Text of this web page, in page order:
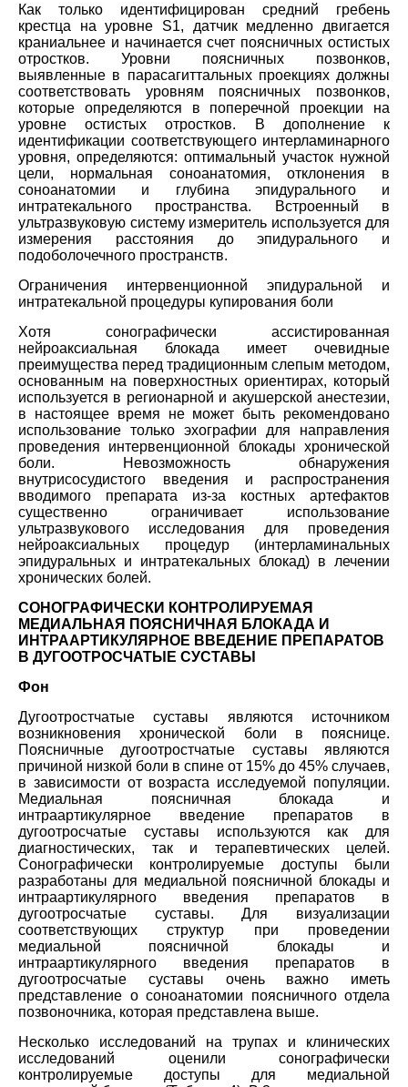
Как только идентифицирован средний гребень
крестца на уровне S1, датчик медленно двигается
краниальнее и начинается счет поясничных остистых
отростков. Уровни поясничных позвонков,
выявленные в парасагиттальных проекциях должны
соответствовать уровням поясничных позвонков,
которые определяются в поперечной проекции на
уровне остистых отростков. В дополнение к
идентификации соответствующего интерламинарного
уровня, определяются: оптимальный участок нужной
цели, нормальная соноанатомия, отклонения в
соноанатомии и глубина эпидурального и
интратекального пространства. Встроенный в
ультразвуковую систему измеритель используется для
измерения расстояния до эпидурального и
подоболочечного пространств.
Ограничения интервенционной эпидуральной и
интратекальной процедуры купирования боли
Хотя сонографически ассистированная
нейроаксиальная блокада имеет очевидные
преимущества перед традиционным слепым методом,
основанным на поверхностных ориентирах, который
используется в регионарной и акушерской анестезии,
в настоящее время не может быть рекомендовано
использование только эхографии для направления
проведения интервенционной блокады хронической
боли. Невозможность обнаружения
внутрисосудистого введения и распространения
вводимого препарата из-за костных артефактов
существенно ограничивает использование
ультразвукового исследования для проведения
нейроаксиальных процедур (интерламинальных
эпидуральных и интратекальных блокад) в лечении
хронических болей.
СОНОГРАФИЧЕСКИ КОНТРОЛИРУЕМАЯ
МЕДИАЛЬНАЯ ПОЯСНИЧНАЯ БЛОКАДА И
ИНТРААРТИКУЛЯРНОЕ ВВЕДЕНИЕ ПРЕПАРАТОВ
В ДУГООТРОСЧАТЫЕ СУСТАВЫ
Фон
Дугоотростчатые суставы являются источником
возникновения хронической боли в пояснице.
Поясничные дугоотростчатые суставы являются
причиной низкой боли в спине от 15% до 45% случаев,
в зависимости от возраста исследуемой популяции.
Медиальная поясничная блокада и
интраартикулярное введение препаратов в
дугоотросчатые суставы используются как для
диагностических, так и терапевтических целей.
Сонографически контролируемые доступы были
разработаны для медиальной поясничной блокады и
интраартикулярного введения препаратов в
дугоотросчатые суставы. Для визуализации
соответствующих структур при проведении
медиальной поясничной блокады и
интраартикулярного введения препаратов в
дугоотросчатые суставы очень важно иметь
представление о соноанатомии поясничного отдела
позвоночника, которая представлена выше.
Несколько исследований на трупах и клинических
исследований оценили сонографически
контролируемые доступы для медиальной